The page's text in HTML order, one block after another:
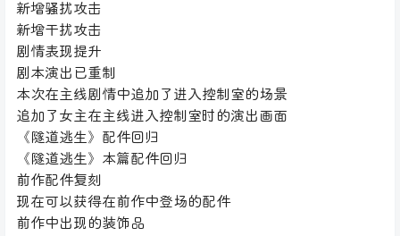
新增骚扰攻击
新增干扰攻击
剧情表现提升
剧本演出已重制
本次在主线剧情中追加了进入控制室的场景
追加了女主在主线进入控制室时的演出画面
《隧道逃生》配件回归
《隧道逃生》本篇配件回归
前作配件复刻
现在可以获得在前作中登场的配件
前作中出现的装饰品